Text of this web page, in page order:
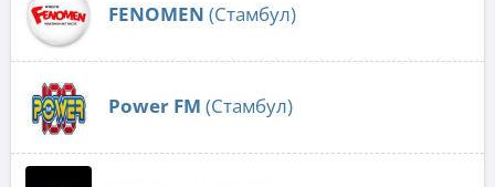
FENOMEN (Стамбул)
Power FM (Стамбул)